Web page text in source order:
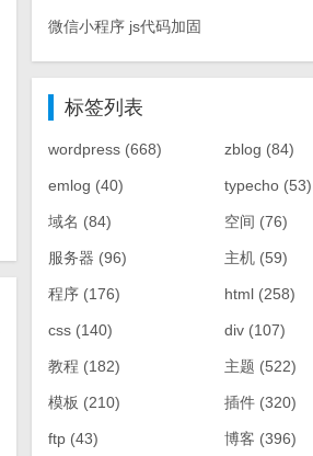
微信小程序 js代码加固
标签列表
wordpress(668) zblog (84)
emlog (40) typecho (53)
域名 (84) 空间 (76)
服务器 (96) 主机 (59)
程序(176) html (258)
css(140) div (107)
教程 (182) 主题 (522)
模板 (210) 插件 (320)
ftp(43) 博客 (396)